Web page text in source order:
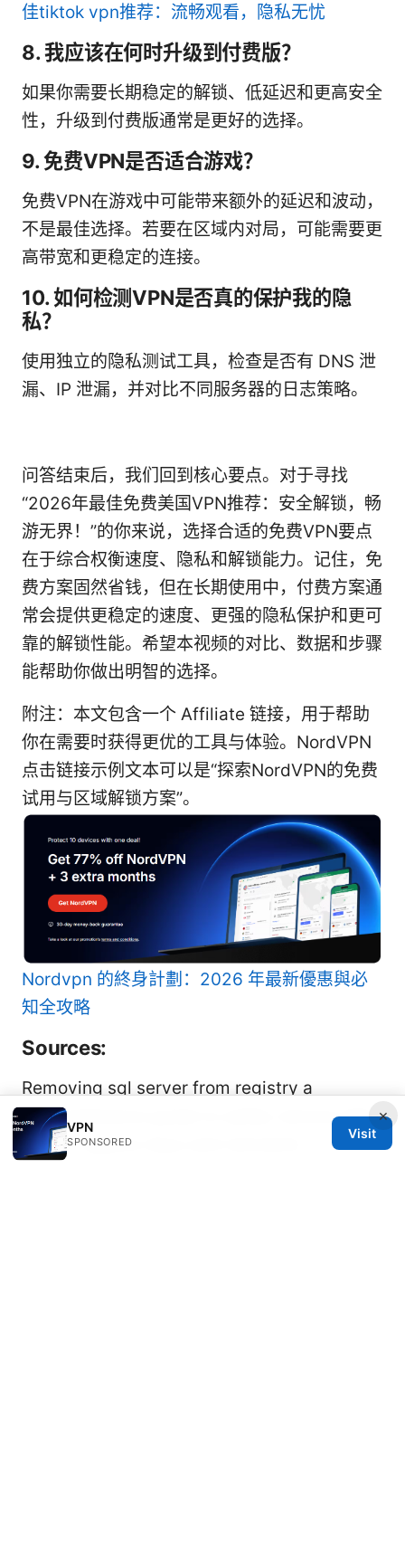
佳tiktok vpn推荐：流畅观看，隐私无忧
8. 我应该在何时升级到付费版？
如果你需要长期稳定的解锁、低延迟和更高安全
性，升级到付费版通常是更好的选择。
9. 免费VPN是否适合游戏？
免费VPN在游戏中可能带来额外的延迟和波动，
不是最佳选择。若要在区域内对局，可能需要更
高带宽和更稳定的连接。
10. 如何检测VPN是否真的保护我的隐
私？
使用独立的隐私测试工具，检查是否有 DNS 泄
漏、IP 泄漏，并对比不同服务器的日志策略。
问答结束后，我们回到核心要点。对于寻找
“2026年最佳免费美国VPN推荐：安全解锁，畅
游无界！”的你来说，选择合适的免费VPN要点
在于综合权衡速度、隐私和解锁能力。记住，免
费方案固然省钱，但在长期使用中，付费方案通
常会提供更稳定的速度、更强的隐私保护和更可
靠的解锁性能。希望本视频的对比、数据和步骤
能帮助你做出明智的选择。
附注：本文包含一个 Affiliate 链接，用于帮助
你在需要时获得更优的工具与体验。NordVPN
点击链接示例文本可以是“探索NordVPN的免费
试用与区域解锁方案”。
Nordvpn 的終身計劃：2026 年最新優惠與必
知全攻略
Sources:
Removing sql server from registry a
comprehensive guide to safely remove SQL
Server registry keys and remnants
×
VPN
SPONSORED
Visit